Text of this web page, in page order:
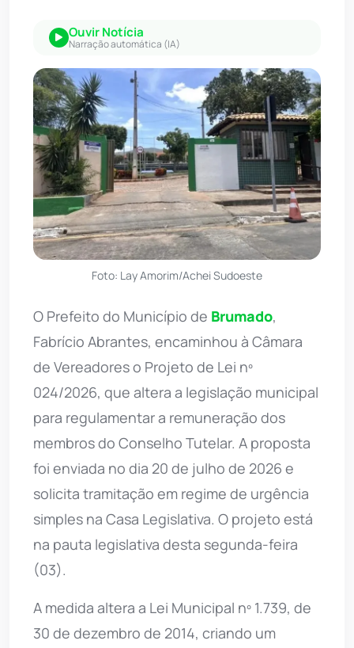
Ouvir Notícia
Narração automática (IA)
Foto: Lay Amorim/Achei Sudoeste
O Prefeito do Município de Brumado,
Fabrício Abrantes, encaminhou à Câmara
de Vereadores o Projeto de Lei nº
024/2026, que altera a legislação municipal
para regulamentar a remuneração dos
membros do Conselho Tutelar. A proposta
foi enviada no dia 20 de julho de 2026 e
solicita tramitação em regime de urgência
simples na Casa Legislativa. O projeto está
na pauta legislativa desta segunda-feira
(03).
A medida altera a Lei Municipal nº 1.739, de
30 de dezembro de 2014, criando um